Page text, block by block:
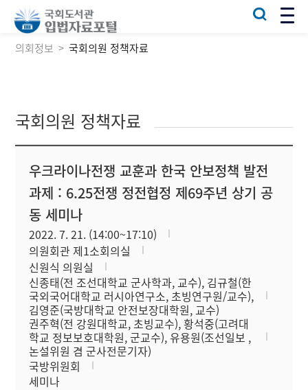
의회정보 국회의원 정책자료
국회의원 정책자료
우크라이나전쟁 교훈과 한국 안보정책 발전
과제 : 6.25전쟁 정전협정 제69주년 상기 공
동 세미나
2022. 7. 21. (14:00~17:10)
의원회관 제1소회의실
신원식 의원실
신종태(전 조선대학교 군사학과, 교수), 김규철(한
국외국어대학교 러시아연구소, 초빙연구원/교수),
김영준(국방대학교 안전보장대학원, 교수)
권주혁(전 강원대학교, 초빙교수), 황석중(고려대
학교 정보보호대학원, 군교수), 유용원(조선일보 ,
논설위원 겸 군사전문기자)
국방위원회
세미나